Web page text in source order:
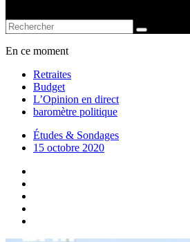
En ce moment
Retraites
Budget
L’Opinion en direct
baromètre politique
Études & Sondages
15 octobre 2020